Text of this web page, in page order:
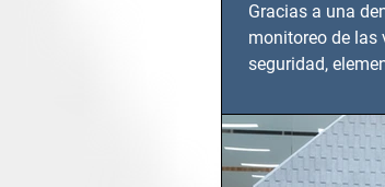
Gracias a una
monitoreo de las
seguridad,